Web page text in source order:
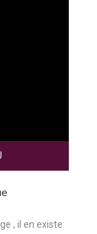
, il en existe